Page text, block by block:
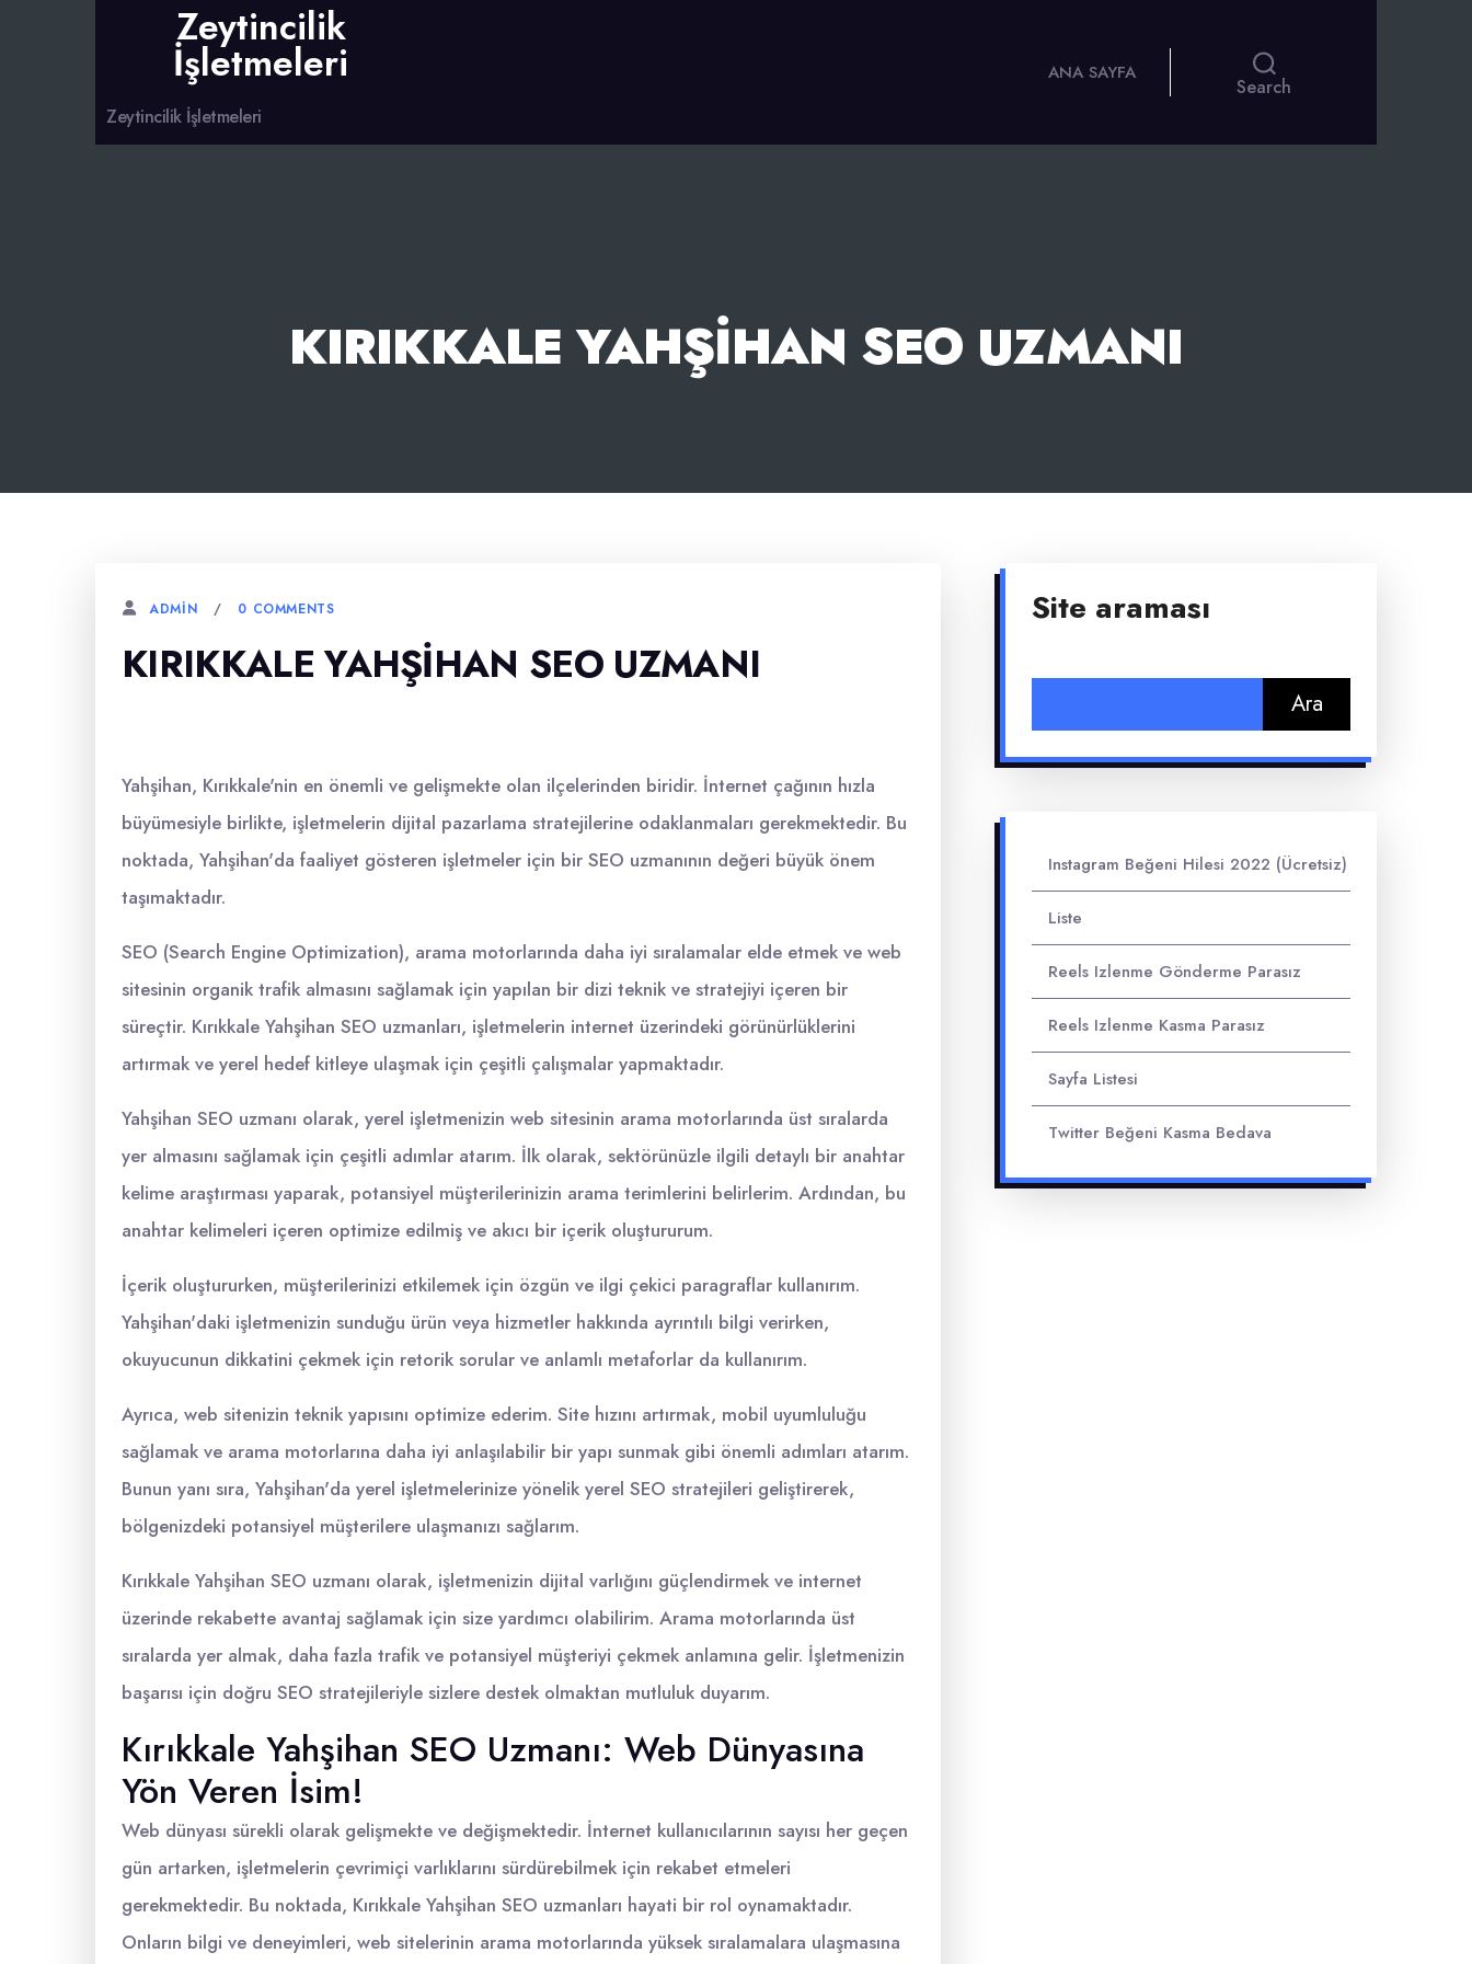
Zeytincilik
İşletmeleri
Zeytincilik İşletmeleri
ANA SAYFA
Search
KIRIKKALE YAHŞIHAN SEO UZMANI
ADMIN 0 COMMENTS
KIRIKKALE YAHŞIHAN SEO UZMANI
Yahşihan, Kırıkkale'nin en önemli ve gelişmekte olan ilçelerinden biridir. İnternet çağının hızla
büyümesiyle birlikte, işletmelerin dijital pazarlama stratejilerine odaklanmaları gerekmektedir. Bu
noktada, Yahşihan'da faaliyet gösteren işletmeler için bir SEO uzmanının değeri büyük önem
taşımaktadır.
SEO (Search Engine Optimization), arama motorlarında daha iyi sıralamalar elde etmek ve web
sitesinin organik trafik almasını sağlamak için yapılan bir dizi teknik ve stratejiyi içeren bir
süreçtir. Kırıkkale Yahşihan SEO uzmanları, işletmelerin internet üzerindeki görünürlüklerini
artırmak ve yerel hedef kitleye ulaşmak için çeşitli çalışmalar yapmaktadır.
Yahşihan SEO uzmanı olarak, yerel işletmenizin web sitesinin arama motorlarında üst sıralarda
yer almasını sağlamak için çeşitli adımlar atarım. İlk olarak, sektörünüzle ilgili detaylı bir anahtar
kelime araştırması yaparak, potansiyel müşterilerinizin arama terimlerini belirlerim. Ardından, bu
anahtar kelimeleri içeren optimize edilmiş ve akıcı bir içerik oluştururum.
İçerik oluştururken, müşterilerinizi etkilemek için özgün ve ilgi çekici paragraflar kullanırım.
Yahşihan'daki işletmenizin sunduğu ürün veya hizmetler hakkında ayrıntılı bilgi verirken,
okuyucunun dikkatini çekmek için retorik sorular ve anlamlı metaforlar da kullanırım.
Ayrıca, web sitenizin teknik yapısını optimize ederim. Site hızını artırmak, mobil uyumluluğu
sağlamak ve arama motorlarına daha iyi anlaşılabilir bir yapı sunmak gibi önemli adımları atarım.
Bunun yanı sıra, Yahşihan'da yerel işletmelerinize yönelik yerel SEO stratejileri geliştirerek,
bölgenizdeki potansiyel müşterilere ulaşmanızı sağlarım.
Kırıkkale Yahşihan SEO uzmanı olarak, işletmenizin dijital varlığını güçlendirmek ve internet
üzerinde rekabette avantaj sağlamak için size yardımcı olabilirim. Arama motorlarında üst
sıralarda yer almak, daha fazla trafik ve potansiyel müşteriyi çekmek anlamına gelir. İşletmenizin
başarısı için doğru SEO stratejileriyle sizlere destek olmaktan mutluluk duyarım.
Kırıkkale Yahşihan SEO Uzmanı: Web Dünyasına
Yön Veren İsim!
Web dünyası sürekli olarak gelişmekte ve değişmektedir. İnternet kullanıcılarının sayısı her geçen
gün artarken, işletmelerin çevrimiçi varlıklarını sürdürebilmek için rekabet etmeleri
gerekmektedir. Bu noktada, Kırıkkale Yahşihan SEO uzmanları hayati bir rol oynamaktadır.
Onların bilgi ve deneyimleri, web sitelerinin arama motorlarında yüksek sıralamalara ulaşmasına
Site araması
Instagram Beğeni Hilesi 2022 (Ücretsiz)
Liste
Reels Izlenme Gönderme Parasız
Reels Izlenme Kasma Parasız
Sayfa Listesi
Twitter Beğeni Kasma Bedava